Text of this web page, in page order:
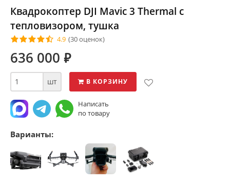
Квадрокоптер DJI Mavic 3 Thermal с
тепловизором, тушка
4.9 (30 оценок)
636 000 ⃏
шт В КОРЗИНУ
Написать
по товару
Варианты: